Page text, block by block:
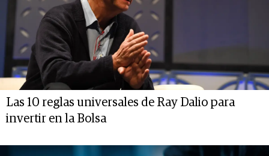
Las 10 reglas universales de Ray Dalio para
invertir en la Bolsa